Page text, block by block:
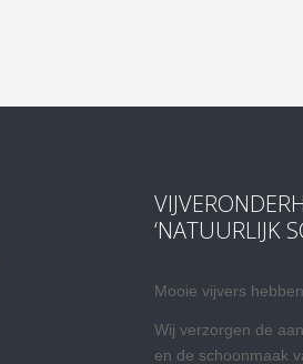
‘NATUURLIJK
Mooie vijvers
Wij verzorgen de
en de schoonmaak